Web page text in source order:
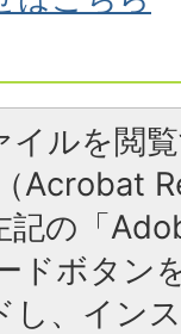
イルを閲
Acrobat
記の「
ドボタン
し、イン